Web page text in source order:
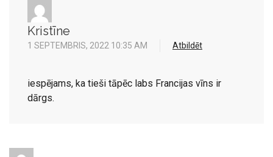
Kristīne
1 SEPTEMBRIS, 2022 10:35 AM Atbildēt
iespējams, ka tieši tāpēc labs Francijas vīns ir
dārgs.